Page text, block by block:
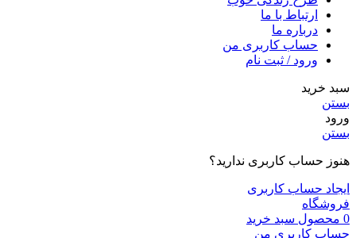
ارتباط با ما
درباره ما
حساب کاربری من
ورود / ثبت نام
سبد خرید
بستن
ورود
بستن
هنوز حساب کاربری ندارید؟
ایجاد حساب کاربری
فروشگاه
0 محصول سبد خرید
حساب کاربری من